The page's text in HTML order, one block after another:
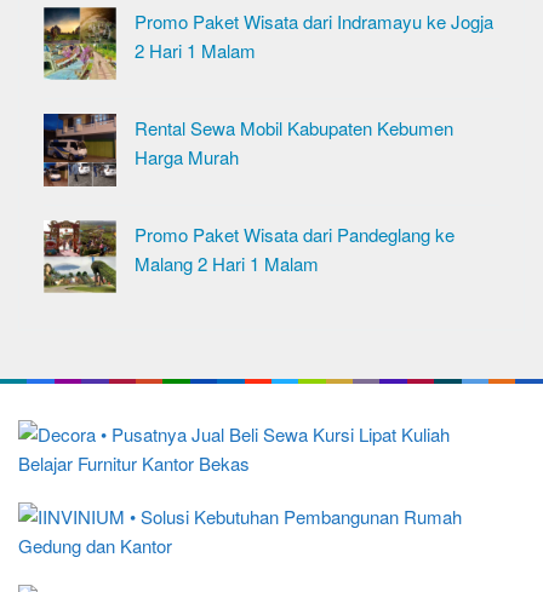
Promo Paket Wisata dari Indramayu ke Jogja
2 Hari 1 Malam
Rental Sewa Mobil Kabupaten Kebumen
Harga Murah
Promo Paket Wisata dari Pandeglang ke
Malang 2 Hari 1 Malam